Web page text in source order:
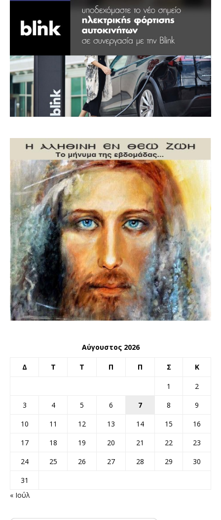
Αύγουστος 2026
Δ Τ Τ Π Π Σ Κ
1
2
3
4 5 6 7 8
9
10
11 12 13 14 15
16
17
18 19 20 21 22
23
24
25 26 27 28 29
30
31
« Ιούλ